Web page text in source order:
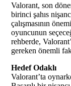
Valorant, son
birinci şahıs
çalışmasının
oyuncunun
rehberde,
gereken önemli
Hedef Odaklı
Valorant’ta